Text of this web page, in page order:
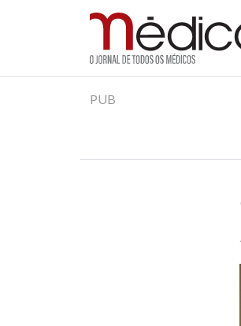
Jornal Médico
Médico – O Jornal de
PUB